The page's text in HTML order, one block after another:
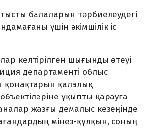
балаларын тәрбиелеудегі
үшін әкімшілік іс
келтірілген шығынды өтеуі
департаменті облыс
қонақтарын қалалық
ұқыпты қарауға
жазғы демалыс кезеңінде
мінез-құлқын, соның